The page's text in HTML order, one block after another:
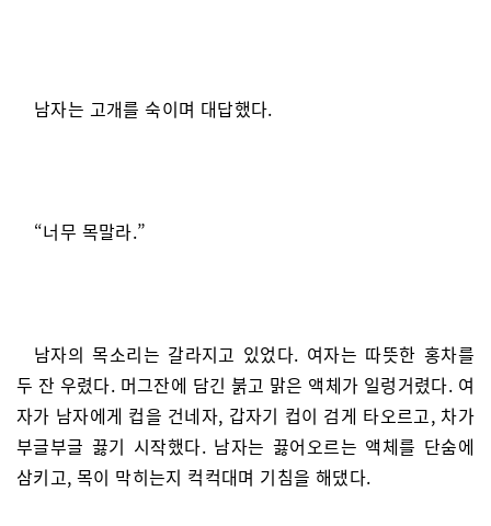
남자는 고개를 숙이며 대답했다.
“너무 목말라.”
남자의 목소리는 갈라지고 있었다. 여자는 따뜻한 홍차를
두 잔 우렸다. 머그잔에 담긴 붉고 맑은 액체가 일렁거렸다. 여
자가 남자에게 컵을 건네자, 갑자기 컵이 검게 타오르고, 차가
부글부글 끓기 시작했다. 남자는 끓어오르는 액체를 단숨에
삼키고, 목이 막히는지 컥컥대며 기침을 해댔다.